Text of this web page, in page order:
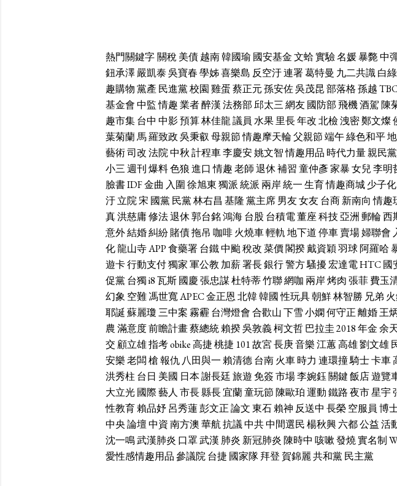
熱門關鍵字關稅美債越南韓國瑜 國安基金文蛤實驗名媛暴斃中
鈕承澤嚴凱泰吳寶春學姊喜樂島 反空汙連署葛特曼 九二共識白綠
趣購物黨產 民進黨校園雞蛋蔡正元孫安佐吳茂昆部落格孫越
基金會中監情趣業者醉漢法務部邱太三網友國防部飛機酒駕陳
趣市集台中 中影預算林佳龍議員 水果里長年改北檢洩密鄭文燦
葉菊蘭馬羅致政吳秉叡母親節情趣摩天輪父親節端午綠色和平
藝術司改法院中秋計程車李慶安姚文智情趣用品 時代力量親民黨
小三週刊爆料色狼進口 情趣老師退休補習童仲彥家暴女兒李明
臉書IDF金曲 入圍徐旭東獨派統派 兩岸統一生育情趣商城少子化
汙立院宋 國黨民黨林右昌 基隆黨主席男友女友台商新南向 情趣
真洪慈庸修法退休郭台銘鴻海台股 台積電董座科技亞洲 郵輪西
意外結婚糾紛賭債拖吊 咖啡火燒車輕軌地下道停車賣場婦聯會
化龍山寺APP食藥署台鐵中颱稅改菜價閣揆戴資穎羽球阿羅哈
遊卡行動支付獨家軍公教 加薪署長銀行警方騷擾宏達電HTC國
促黨台獨i8瓦斯國慶張忠謀杜特蒂竹聯網咖 兩岸烤肉張菲費玉
幻象 空難馮世寬APEC金正恩北韓韓國性玩具朝鮮林智勝 兄弟
耶誕蘇麗瓊三中案霧霾 台灣燈會合歡山下雪小嫻何守正離婚王
農滿意度前瞻計畫蔡總統賴揆吳敦義柯文哲巴拉圭2018年金余
交 顧立雄指考obike高捷桃捷 101故宮長庚音樂江蕙高雄劉文雄
安樂老闆槍報仇 八田與一賴清德台南火車時力 連環撞騎士卡車
洪秀柱 台日 美國 日本謝長廷旅遊 免簽市場李婉鈺關鍵飯店遊覽
大立光國際藝人 市長縣長宜蘭童玩節陳歐珀運動鐵路夜市星宇
性教育賴品妤呂秀蓮彭文正論文東石賴神 反送中 長榮空服員 博
中央論壇中資南方澳華航抗議中共中間選民楊秋興六都公益活
沈一鳴武漢肺炎 口罩武漢 肺炎 新冠肺炎陳時中 咳嗽發燒實名制
愛性感情趣用品參議院台捷 國家隊拜登賀錦麗共和黨民主黨